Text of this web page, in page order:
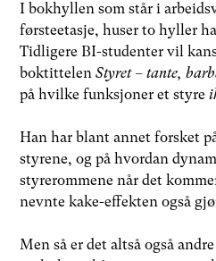
I bokhyllen som står i
førsteetasje, huser to hyller
Tidligere BI-studenter vil
boktittelenStyret – tante,
på hvilke funksjoner et styre
Han har blant annet forsket
styrene, og på hvordan
styrerommene når det
nevnte kake-effekten også
Men så er det altså også